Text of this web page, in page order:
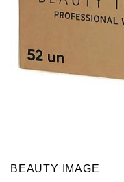
BEAUTY IMAGE